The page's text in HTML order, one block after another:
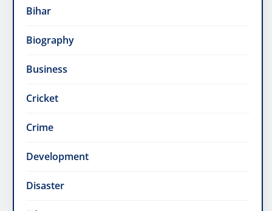
Bihar
Biography
Business
Cricket
Crime
Development
Disaster